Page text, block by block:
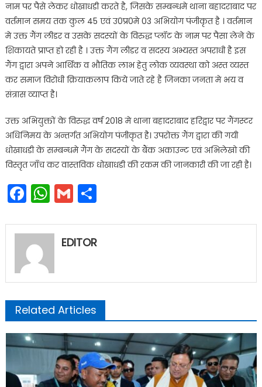
नाम पर पैसे लेकर धोखाधडी करते है, जिसके सम्बन्धमे थाना बहादराबाद पर
वर्तमान समय तक कुल 45 एवं उ0प्र0मे 03 अभियोग पंजीकृत है । वर्तमान
मे उक्त गैंग लीडर व उसके सदस्यों के विरुद्ध प्लॉट के नाम पर पैसा लेने के
शिकायते प्राप्त हो रही है । उक्त गैंग लीडर व सदस्य अभ्यस्त अपराधी है इस
गैंग द्वारा अपने आर्थिक व भौतिक लाभ हेतु लोक व्यवस्था को अस्त व्यस्त
कर समाज विरोधी क्रियाकलाप किये जाते रहे है जिनका जनता मे भय व
संत्रास व्याप्त है।
उक्त अभियुक्तों के विरुद्ध वर्ष 2018 मे थाना बहादराबाद हरिद्वार पर गैंगस्टर
अधिनिमय के अन्तर्गत अभियोग पंजीकृत है। उपरोक्त गैंग द्वारा की गयी
धोखाधडी के सम्बन्धमे गैंग के सदस्यों के बैंक अकाउन्ट एवं अभिलेखो की
विस्तृत जाँच कर वास्तविक धोखाधडी की रकम की जानकारी की जा रही है।
Facebook
WhatsApp
GmailShare
EDITOR
Related Articles